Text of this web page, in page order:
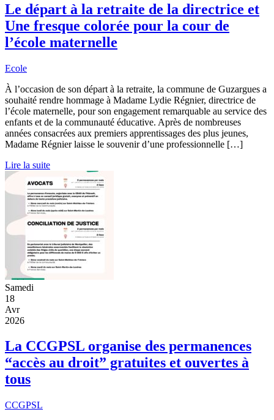
Le départ à la retraite de la directrice et
Une fresque colorée pour la cour de
l’école maternelle
Ecole
À l’occasion de son départ à la retraite, la commune de Guzargues a
souhaité rendre hommage à Madame Lydie Régnier, directrice de
l’école maternelle, pour son engagement remarquable au service des
enfants et de la communauté éducative. Après de nombreuses
années consacrées aux premiers apprentissages des plus jeunes,
Madame Régnier laisse le souvenir d’une professionnelle […]
Lire la suite
Samedi
18
Avr
2026
La CCGPSL organise des permanences
“accès au droit” gratuites et ouvertes à
tous
CCGPSL